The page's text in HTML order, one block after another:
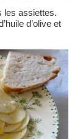
les assiettes.
d’olive et